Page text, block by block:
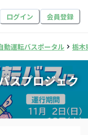
ログイン 会員登録
動運転バスポータル 栃木
スプロジェク